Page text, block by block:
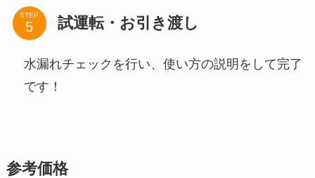
STEP 試運転・お引き渡し
水漏れチェックを行い、使い方の説明をして完了
です！
参考価格